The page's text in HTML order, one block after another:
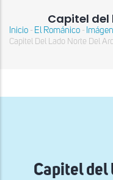
Capitel
Sobrescribir
ayuda
Inicio - El Románico -
Capitel Del Lado Norte Del
Capitel del